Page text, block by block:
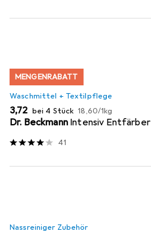
MENGENRABATT
Waschmittel + Textilpflege
EUR
3,72 bei 4 Stück EUR
18,60/1kg
Dr. Beckmann Intensiv Entfärber
41
Nassreiniger Zubehör